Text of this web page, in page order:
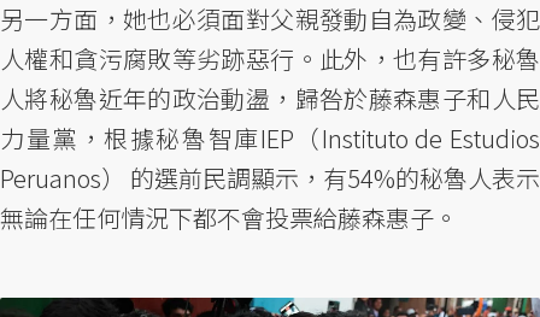
另一方面，她也必須面對父親發動自為政變、侵犯
人權和貪污腐敗等劣跡惡行。此外，也有許多秘魯
人將秘魯近年的政治動盪，歸咎於藤森惠子和人民
力量黨，根據秘魯智庫IEP（Instituto de Estudios
Peruanos） 的選前民調顯示，有54%的秘魯人表示
無論在任何情況下都不會投票給藤森惠子。